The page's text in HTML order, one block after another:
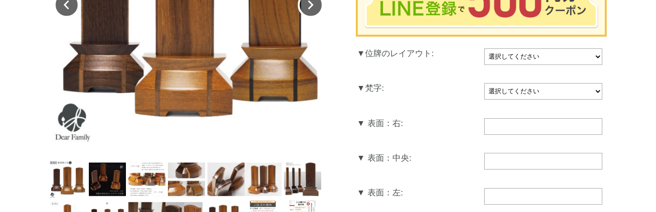
お買い物の前のご登録がおすすめです。
LINEのアカウントを使って簡単に会員登録＆ログインすることも可能です。
▼ご登録はこちら▼
位牌のレイアウト:
梵字:
表面：右:
表面：中央:
表面：左: